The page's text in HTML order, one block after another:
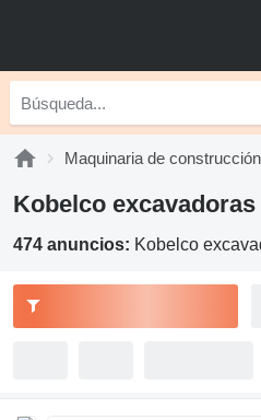
Maquinaria de construcción
Kobelco
474 anuncios: Kobelco